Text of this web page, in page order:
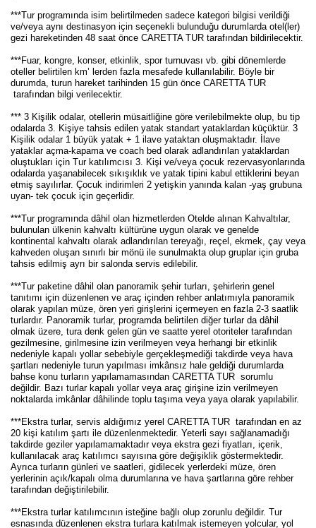
***Tur programında isim belirtilmeden sadece kategori bilgisi verildiği
ve/veya aynı destinasyon için seçenekli bulunduğu durumlarda otel(ler)
gezi hareketinden 48 saat önce CARETTA TUR tarafından bildirilecektir.
***Fuar, kongre, konser, etkinlik, spor turnuvası vb. gibi dönemlerde
oteller belirtilen km’ lerden fazla mesafede kullanılabilir. Böyle bir
durumda, turun hareket tarihinden 15 gün önce CARETTA TUR
tarafından bilgi verilecektir.
*** 3 Kişilik odalar, otellerin müsaitliğine göre verilebilmekte olup, bu tip
odalarda 3. Kişiye tahsis edilen yatak standart yataklardan küçüktür. 3
Kişilik odalar 1 büyük yatak + 1 ilave yataktan oluşmaktadır. İlave
yataklar açma-kapama ve coach bed olarak adlandırılan yataklardan
oluştukları için Tur katılımcısı 3. Kişi ve/veya çocuk rezervasyonlarında
odalarda yaşanabilecek sıkışıklık ve yatak tipini kabul ettiklerini beyan
etmiş sayılırlar. Çocuk indirimleri 2 yetişkin yanında kalan -yaş grubuna
uyan- tek çocuk için geçerlidir.
***Tur programında dâhil olan hizmetlerden Otelde alınan Kahvaltılar,
bulunulan ülkenin kahvaltı kültürüne uygun olarak ve genelde
kontinental kahvaltı olarak adlandırılan tereyağı, reçel, ekmek, çay veya
kahveden oluşan sınırlı bir mönü ile sunulmakta olup gruplar için gruba
tahsis edilmiş ayrı bir salonda servis edilebilir.
***Tur paketine dâhil olan panoramik şehir turları, şehirlerin genel
tanıtımı için düzenlenen ve araç içinden rehber anlatımıyla panoramik
olarak yapılan müze, ören yeri girişlerini içermeyen en fazla 2-3 saatlik
turlardır. Panoramik turlar, programda belirtilen diğer turlar da dâhil
olmak üzere, tura denk gelen gün ve saatte yerel otoriteler tarafından
gezilmesine, girilmesine izin verilmeyen veya herhangi bir etkinlik
nedeniyle kapalı yollar sebebiyle gerçekleşmediği takdirde veya hava
şartları nedeniyle turun yapılması imkânsız hale geldiği durumlarda
bahse konu turların yapılamamasından CARETTA TUR sorumlu
değildir. Bazı turlar kapalı yollar veya araç girişine izin verilmeyen
noktalarda imkânlar dâhilinde toplu taşıma veya yaya olarak yapılabilir.
***Ekstra turlar, servis aldığımız yerel CARETTA TUR tarafından en az
20 kişi katılım şartı ile düzenlenmektedir. Yeterli sayı sağlanamadığı
takdirde geziler yapılamamaktadır veya ekstra gezi fiyatları, içerik,
kullanılacak araç katılımcı sayısına göre değişiklik göstermektedir.
Ayrıca turların günleri ve saatleri, gidilecek yerlerdeki müze, ören
yerlerinin açık/kapalı olma durumlarına ve hava şartlarına göre rehber
tarafından değiştirilebilir.
***Ekstra turlar katılımcının isteğine bağlı olup zorunlu değildir. Tur
esnasında düzenlenen ekstra turlara katılmak istemeyen yolcular, yol